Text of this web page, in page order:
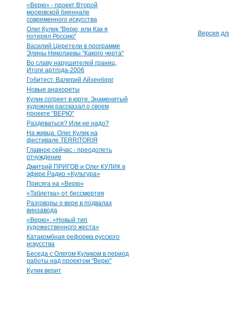
«Верю» - проект Второй
московской биеннале
современного искусства
Олег Кулик "Верю, или Как я
потерял Россию"
Василий Церетели в программе
Элины Николаевы "Какого черта"
Во славу нарушителей границ.
Итоги артгода-2006
Гобитест. Валерий Айзенберг
Новые анахореты
Кулик согреет в юрте. Знаменитый
художник рассказал о своем
проекте "ВЕРЮ"
Раздеваться? Или не надо?
На живца. Олег Кулик на
фестивале TERRITORIЯ
Главное сейчас - преодолеть
отчуждение
Дмитрий ПРИГОВ и Олег КУЛИК в
эфире Радио «Культура»
Присяга на «Верю»
«Таблетка» от бессмертия
Разговоры о вере в подвалах
винзавода
«Верю»: «Новый тип
художественного жеста»
Катакомбная реформа русского
искусства
Беседа с Олегом Куликом в период
работы над проектом "Верю"
Кулик верит
Версия